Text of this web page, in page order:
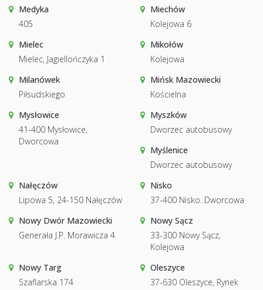
Medyka
405
Miechów
Kolejowa 6
Mielec
Mielec, Jagiellończyka 1
Mikołów
Kolejowa
Milanówek
Piłsudskiego
Mińsk Mazowiecki
Kościelna
Mysłowice
41-400 Mysłowice,
Dworcowa
Myszków
Dworzec autobusowy
Myślenice
Dworzec autobusowy
Nałęczów
Lipowa 5, 24-150 Nałęczów
Nisko
37-400 Nisko. Dworcowa
Nowy Dwór Mazowiecki
Generała J.P. Morawicza 4
Nowy Sącz
33-300 Nowy Sącz,
Kolejowa
Nowy Targ
Szaflarska 174
Oleszyce
37-630 Oleszyce, Rynek